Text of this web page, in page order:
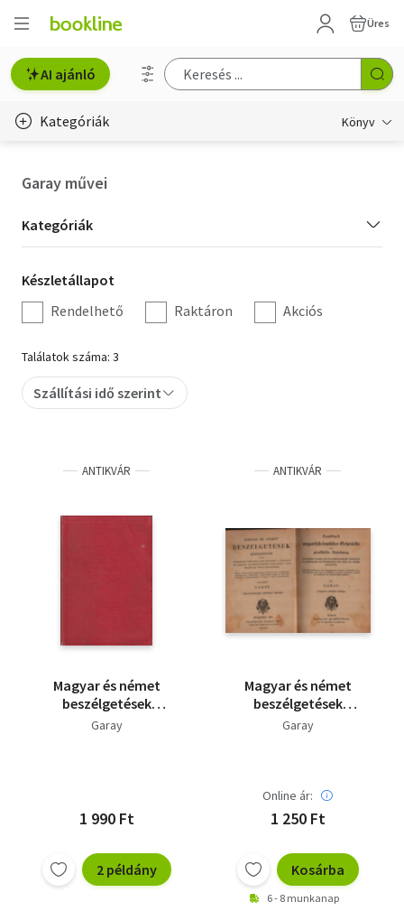
Üres
AI ajánló
Kategóriák Könyv
Hobbi, szabadidő
Irodalom
Művészet
Szakkönyv
Tankönyv, segédkönyv
Társadalomtudomány
Garay művei
Kategória
szűrés
Kategóriák
Készletállapot
szűrés
Készletállapot
Rendelhető
Raktáron Akciós
Találatok száma: 3
Szállítási idő szerint
ANTIKVÁR
Magyar és német
beszélgetések
kézikönyve
Garay
1 990 Ft
2 példány
ANTIKVÁR
Magyar és német
beszélgetések
kézikönyve
Garay
Online ár:
1 250 Ft
Kosárba
6 - 8 munkanap